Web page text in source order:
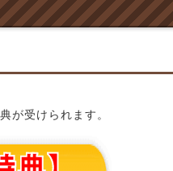
が受けられます。